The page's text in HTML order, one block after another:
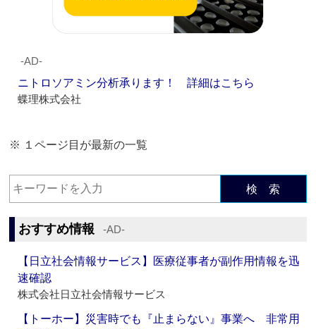
‐AD‐
ニトロソアミン分析承ります！ 詳細はこちら
蝶理株式会社
※ １ページ目が最新の一覧
検 索
おすすめ情報 ‐AD‐
【日立社会情報サービス】医療従事者が副作用情報を迅
速確認
株式会社日立社会情報サービス
【トーホー】災害時でも『止まらない』事業へ 非常用